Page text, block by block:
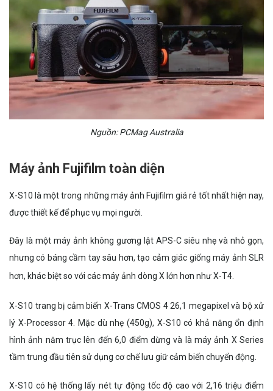
Nguồn: PCMag Australia
Máy ảnh Fujifilm toàn diện
X-S10 là một trong những máy ảnh Fujifilm giá rẻ tốt nhất hiện nay,
được thiết kế để phục vụ mọi người.
Đây là một máy ảnh không gương lật APS-C siêu nhẹ và nhỏ gọn,
nhưng có báng cầm tay sâu hơn, tạo cảm giác giống máy ảnh SLR
hơn, khác biệt so với các máy ảnh dòng X lớn hơn như X-T4.
X-S10 trang bị cảm biến X-Trans CMOS 4 26,1 megapixel và bộ xử
lý X-Processor 4. Mặc dù nhẹ (450g), X-S10 có khả năng ổn định
hình ảnh năm trục lên đến 6,0 điểm dừng và là máy ảnh X Series
tầm trung đầu tiên sử dụng cơ chế lưu giữ cảm biến chuyển động.
X-S10 có hệ thống lấy nét tự động tốc độ cao với 2,16 triệu điểm